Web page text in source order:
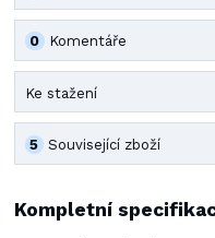
Komentáře
0
Ke stažení
Související zboží
5
Kompletní